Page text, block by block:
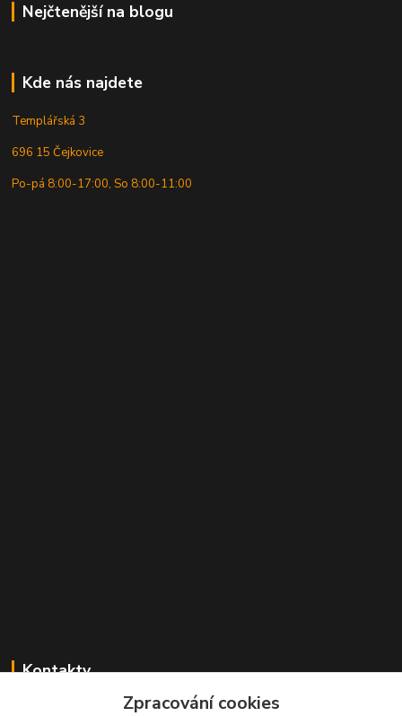
Nejčtenější na blogu
Kde nás najdete
Templářská 3
696 15 Čejkovice
Po-pá 8:00-17:00, So 8:00-11:00
Kontakty
Zpracování cookies